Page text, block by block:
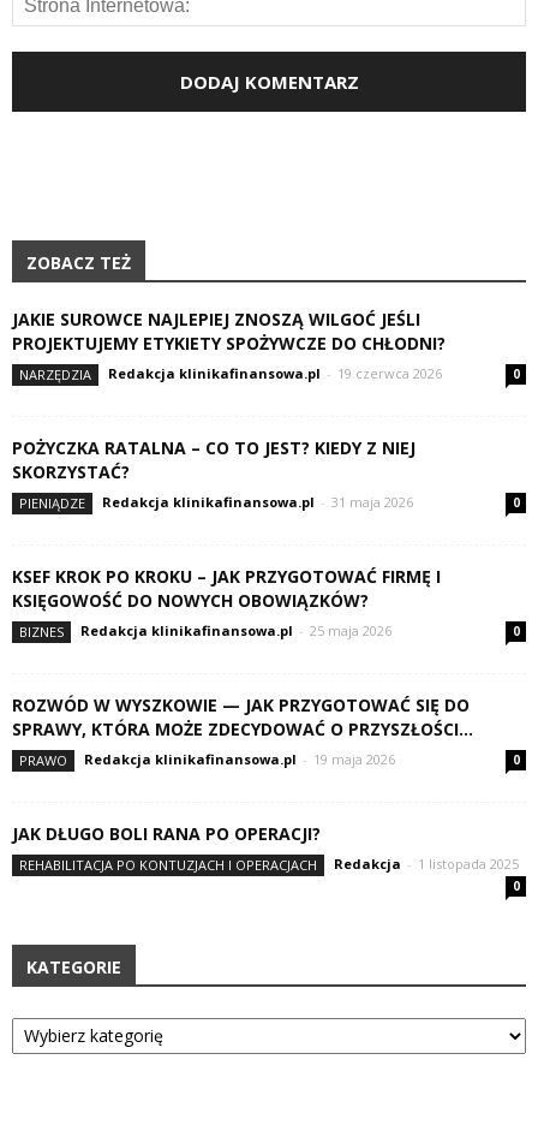
ZOBACZ TEŻ
JAKIE SUROWCE NAJLEPIEJ ZNOSZĄ WILGOĆ JEŚLI
PROJEKTUJEMY ETYKIETY SPOŻYWCZE DO CHŁODNI?
NARZĘDZIA Redakcja klinikafinansowa.pl - 19 czerwca 2026 0
POŻYCZKA RATALNA – CO TO JEST? KIEDY Z NIEJ
SKORZYSTAĆ?
PIENIĄDZE Redakcja klinikafinansowa.pl - 31 maja 2026 0
KSEF KROK PO KROKU – JAK PRZYGOTOWAĆ FIRMĘ I
KSIĘGOWOŚĆ DO NOWYCH OBOWIĄZKÓW?
BIZNES Redakcja klinikafinansowa.pl - 25 maja 2026 0
ROZWÓD W WYSZKOWIE — JAK PRZYGOTOWAĆ SIĘ DO
SPRAWY, KTÓRA MOŻE ZDECYDOWAĆ O PRZYSZŁOŚCI...
PRAWO Redakcja klinikafinansowa.pl - 19 maja 2026 0
JAK DŁUGO BOLI RANA PO OPERACJI?
REHABILITACJA PO KONTUZJACH I OPERACJACH Redakcja - 1 listopada 2025
0
KATEGORIE
Kategorie